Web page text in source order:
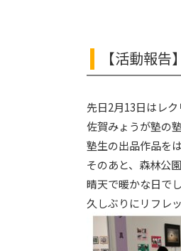
【活動報
先日2月13日はレク
佐賀みょうが塾の
塾生の出品作品を
そのあと、森林公
晴天で暖かな日で
久しぶりにリフレ